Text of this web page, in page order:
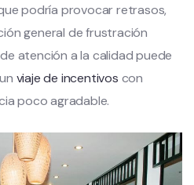
podría provocar retrasos,
general de frustración
atención a la calidad puede
viaje de incentivos con
poco agradable.